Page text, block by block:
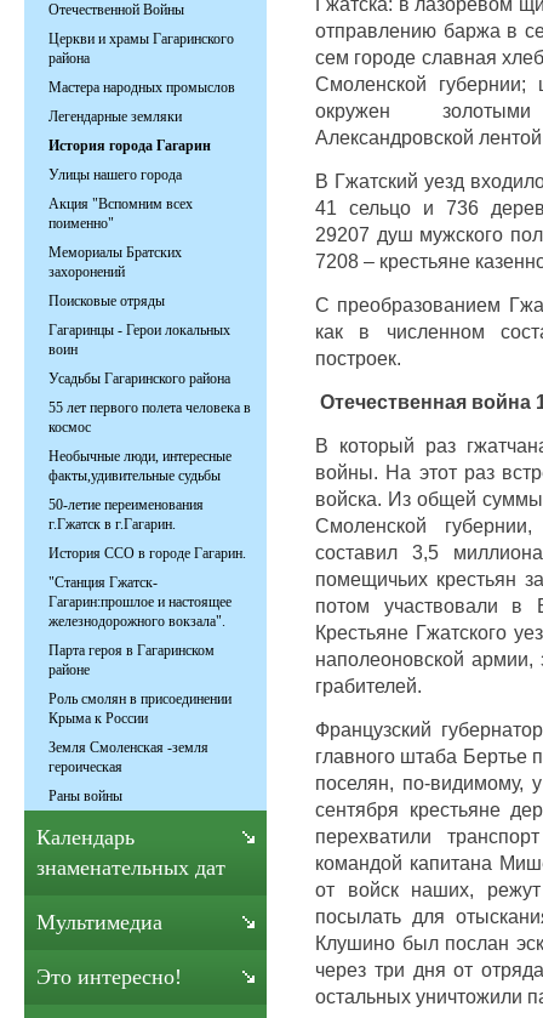
отправлению баржа в
сем городе славная
Смоленской губернии;
окружен
Александровской
В Гжатский уезд
41 сельцо и 736
29207 душ мужского
7208 – крестьяне
С преобразованием
как в численном
построек.
Отечественная война
В который раз
войны. На этот раз
войска. Из общей
Смоленской
составил 3,5
помещичьих крестьян
потом участвовали в
Крестьяне Гжатского
наполеоновской
грабителей.
Французский
главного штаба Бертье
поселян, по-видимому,
сентября крестьяне
перехватили
командой капитана
от войск наших,
посылать для
Клушино был послан
через три дня от
остальных уничтожили
Отечественной Войны
Церкви и храмы Гагаринского
района
Мастера народных промыслов
Легендарные земляки
История города Гагарин
Улицы нашего города
Акция "Вспомним всех
поименно"
Мемориалы Братских
захоронений
Поисковые отряды
Гагаринцы - Герои локальных
воин
Усадьбы Гагаринского района
55 лет первого полета человека в
космос
Необычные люди, интересные
факты,удивительные судьбы
50-летие переименования
г.Гжатск в г.Гагарин.
История ССО в городе Гагарин.
"Станция Гжатск-
Гагарин:прошлое и настоящее
железнодорожного вокзала".
Парта героя в Гагаринском
районе
Роль смолян в присоединении
Крыма к России
Земля Смоленская -земля
героическая
Раны войны
Календарь
знаменательных дат
Мультимедиа
Это интересно!